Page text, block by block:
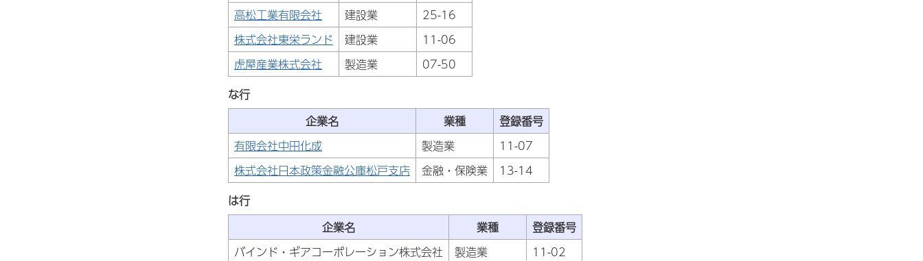
高松工業有限会社
建設業
25-16
株式会社東栄ランド
建設業
11-06
虎屋産業株式会社
製造業
07-50
な行
企業名
業種
登録番号
有限会社中田化成
製造業
11-07
株式会社日本政策金融公庫松戸支店
金融・保険業
13-14
は行
企業名
業種
登録番号
バインド・ギアコーポレーション株式会社
製造業
11-02